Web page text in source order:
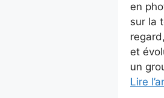
en
sur la
et
un
Lire